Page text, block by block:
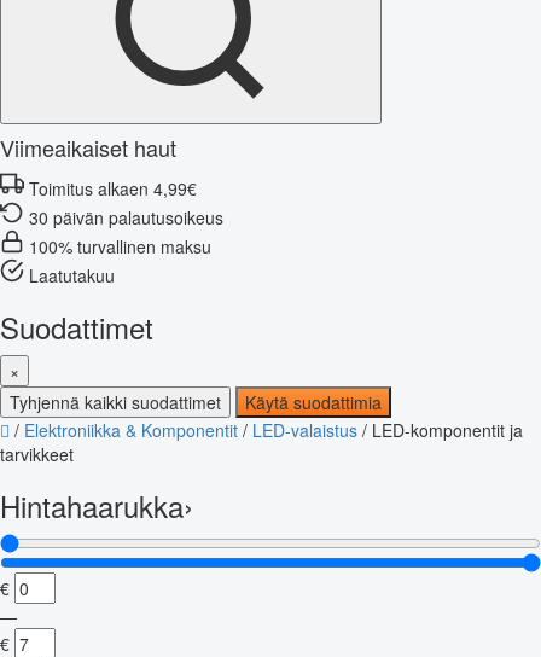
Viimeaikaiset haut
Toimitus alkaen 4,99€
30 päivän palautusoikeus
100% turvallinen maksu
Laatutakuu
Suodattimet
×
Tyhjennä kaikki suodattimet
Käytä suodattimia
/ Elektroniikka & Komponentit / LED-valaistus / LED-komponentit ja
tarvikkeet
Hintahaarukka›
€
—
€